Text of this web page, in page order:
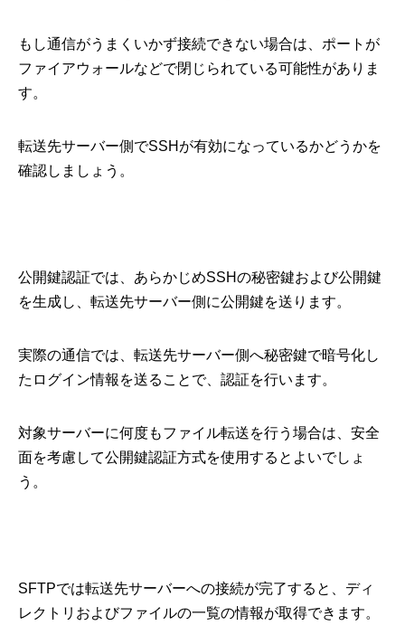
もし通信がうまくいかず接続できない場合は、ポートが
ファイアウォールなどで閉じられている可能性がありま
す。
転送先サーバー側でSSHが有効になっているかどうかを
確認しましょう。
公開鍵認証では、あらかじめSSHの秘密鍵および公開鍵
を生成し、転送先サーバー側に公開鍵を送ります。
実際の通信では、転送先サーバー側へ秘密鍵で暗号化し
たログイン情報を送ることで、認証を行います。
対象サーバーに何度もファイル転送を行う場合は、安全
面を考慮して公開鍵認証方式を使用するとよいでしょ
う。
SFTPでは転送先サーバーへの接続が完了すると、ディ
レクトリおよびファイルの一覧の情報が取得できます。